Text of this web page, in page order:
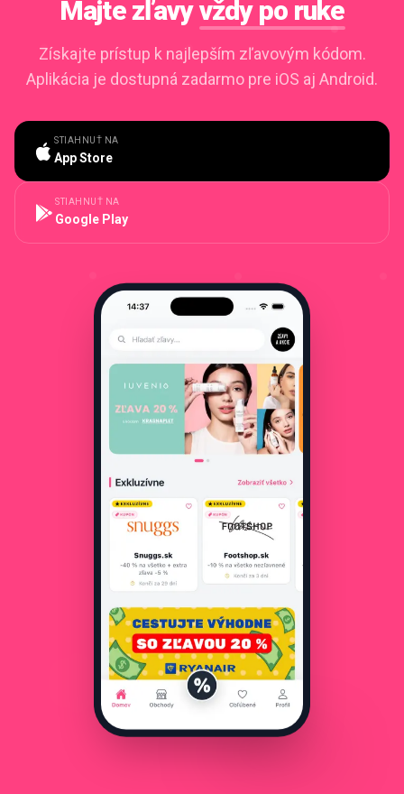
Majte zľavyvždy po ruke
Získajte prístup k najlepším zľavovým kódom.
Aplikácia je dostupná zadarmo pre iOS aj Android.
STIAHNUŤ NA
App Store
STIAHNUŤ NA
Google Play